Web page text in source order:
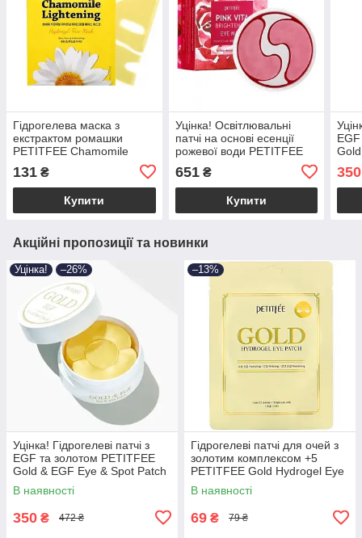
Гідрогелева маска з
екстрактом ромашки
PETITFEE Chamomile
Lightening Hydrogel Face
Mask
131 ₴
Купити
Уцінка! Освітлювальні
патчі на основі есенції
рожевої води PETITFEE
Pink Vita Brightening Eye
Mask (до 17.09.2026)
651₴
Купити
350
Акційні пропозиції та новинки
Уцінка! –26%
Уцінка! Гідрогелеві патчі з
EGF та золотом PETITFEE
Gold & EGF Eye & Spot Patch
60шт + 30 точк. патчів (до
11.09.2026)
В наявності
350 ₴ 472 ₴
–13%
Гідрогелеві патчі для очей з
золотим комплексом +5
PETITFEE Gold Hydrogel Eye
Patch (1 пара)
В наявності
69 ₴ 79 ₴